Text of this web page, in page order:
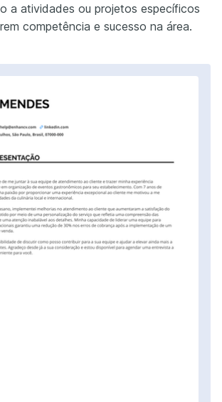
a atividades ou projetos específicos
competência e sucesso na área.